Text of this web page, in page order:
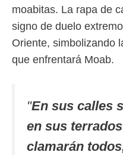
moabitas. La rapa de
signo de duelo
Oriente, simbolizando
que enfrentará Moab.
"En sus calles
en sus
clamarán